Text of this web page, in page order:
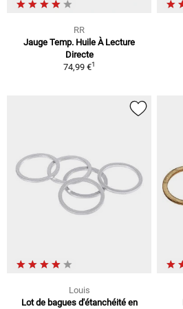
RR
Jauge Temp. Huile À Lecture
Directe
74,99 €1
Louis
Lot de bagues d'étanchéité en